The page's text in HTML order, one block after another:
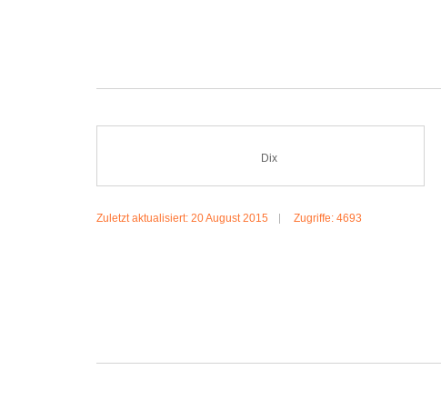
Dix
Zuletzt aktualisiert: 20 August 2015 Zugriffe: 4693